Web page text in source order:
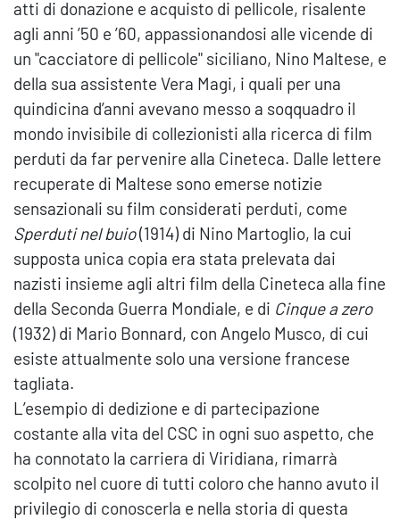
atti di donazione e acquisto di pellicole, risalente
agli anni ’50 e ’60, appassionandosi alle vicende di
un "cacciatore di pellicole" siciliano, Nino Maltese, e
della sua assistente Vera Magi, i quali per una
quindicina d’anni avevano messo a soqquadro il
mondo invisibile di collezionisti alla ricerca di film
perduti da far pervenire alla Cineteca. Dalle lettere
recuperate di Maltese sono emerse notizie
sensazionali su film considerati perduti, come
Sperduti nel buio(1914) di Nino Martoglio, la cui
supposta unica copia era stata prelevata dai
nazisti insieme agli altri film della Cineteca alla fine
della Seconda Guerra Mondiale, e di Cinque a zero
(1932) di Mario Bonnard, con Angelo Musco, di cui
esiste attualmente solo una versione francese
tagliata.
L’esempio di dedizione e di partecipazione
costante alla vita del CSC in ogni suo aspetto, che
ha connotato la carriera di Viridiana, rimarrà
scolpito nel cuore di tutti coloro che hanno avuto il
privilegio di conoscerla e nella storia di questa